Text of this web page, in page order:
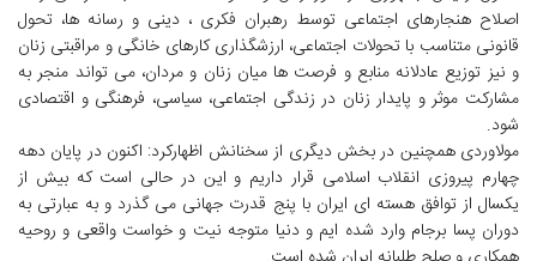
اصلاح هنجارهای اجتماعی توسط رهبران فکری ، دینی و رسانه ها، تحول
قانونی متناسب با تحولات اجتماعی، ارزشگذاری کارهای خانگی و مراقبتی زنان
و نیز توزیع عادلانه منابع و فرصت ها میان زنان و مردان، می تواند منجر به
مشارکت موثر و پایدار زنان در زندگی اجتماعی، سیاسی، فرهنگی و اقتصادی
شود.
مولاوردی همچنین در بخش دیگری از سخنانش اظهارکرد: اکنون در پایان دهه
چهارم پیروزی انقلاب اسلامی قرار داریم و این در حالی است که بیش از
یکسال از توافق هسته ای ایران با پنج قدرت جهانی می گذرد و به عبارتی به
دوران پسا برجام وارد شده ایم و دنیا متوجه نیت و خواست واقعی و روحیه